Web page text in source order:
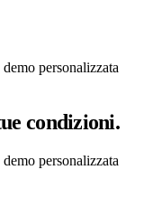
personalizzata
condizioni.
personalizzata